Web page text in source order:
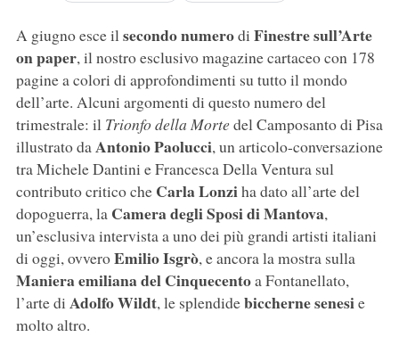
A giugno esce ilsecondo numerodi Finestre sull’Arte
on paper, il nostro esclusivo magazine cartaceo con 178
pagine a colori di approfondimenti su tutto il mondo
dell’arte. Alcuni argomenti di questo numero del
trimestrale: il Trionfo della Mortedel Camposanto di Pisa
illustrato daAntonio Paolucci, un articolo-conversazione
tra Michele Dantini e Francesca Della Ventura sul
contributo critico che Carla Lonziha dato all’arte del
dopoguerra, la Camera degli Sposi di Mantova,
un’esclusiva intervista a uno dei più grandi artisti italiani
di oggi, ovveroEmilio Isgrò, e ancora la mostra sulla
Maniera emiliana del Cinquecentoa Fontanellato,
l’arte di Adolfo Wildt, le splendidebiccherne senesie
molto altro.